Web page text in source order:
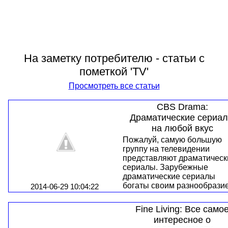
На заметку потребителю - статьи с
пометкой 'TV'
Просмотреть все статьи
2014-06-29 10:04:22
CBS Drama:
Драматические
на любой вкус
Пожалуй, самую большую
группу на телевидении
представляют
сериалы. Зарубежные
драматические сериалы
богаты своим
жанров: медицинские,
мелодраматические,
исторические,
криминальные.
Fine Living: Все
интересное о